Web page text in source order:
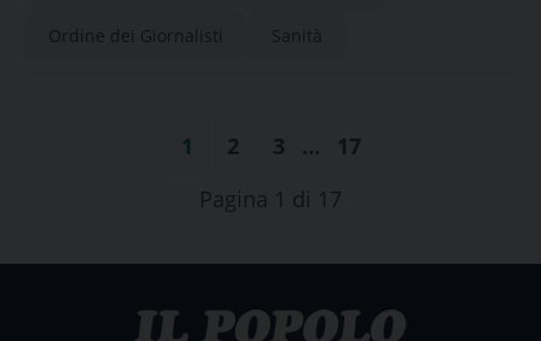
Ordine dei Giornalisti Sanità
1 2 3 …
17
Pagina 1 di 17